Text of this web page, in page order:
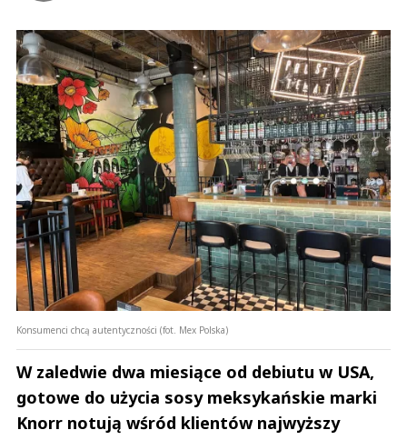
Konsumenci chcą autentyczności (fot. Mex Polska)
W zaledwie dwa miesiące od debiutu w USA,
gotowe do użycia sosy meksykańskie marki
Knorr notują wśród klientów najwyższy